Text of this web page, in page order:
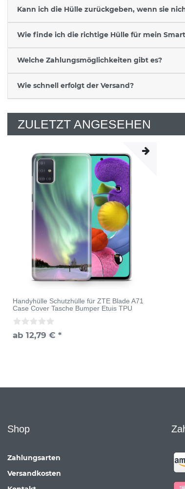
Kann ich die Hülle zurückgeben, wenn sie
Wie finde ich die richtige Hülle für mein
Welche Zahlungsmöglichkeiten gibt es?
Wie schnell erfolgt der Versand?
ZULETZT ANGESEHEN
Handyhülle Schutzhülle für ZTE Blade A71
Case Cover Tasche Bumper Etuis TPU
ab 12,79 € *
Shop
Zahlungsarten
Versandkosten